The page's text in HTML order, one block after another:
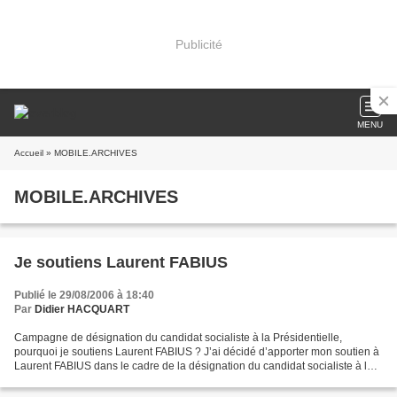
Publicité
MENU
Accueil » MOBILE.ARCHIVES
MOBILE.ARCHIVES
Je soutiens Laurent FABIUS
Publié le 29/08/2006 à 18:40
Par Didier HACQUART
Campagne de désignation du candidat socialiste à la Présidentielle,
pourquoi je soutiens Laurent FABIUS ? J’ai décidé d’apporter mon soutien à
Laurent FABIUS dans le cadre de la désignation du candidat socialiste à la